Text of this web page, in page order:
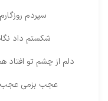
سپردم
شکستم داد
دلم از چشم تو
عجب بزمی